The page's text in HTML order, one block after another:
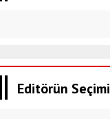
Editörün Seçimi